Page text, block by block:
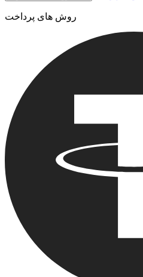
روش های پرداخت